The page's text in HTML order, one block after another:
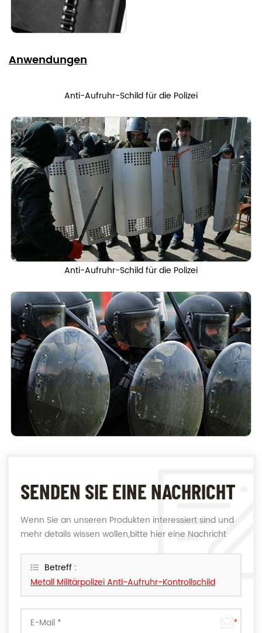
Anwendungen
Anti-Aufruhr-Schild für die Polizei
Anti-Aufruhr-Schild für die Polizei
SENDEN SIE EINE NACHRICHT
Wenn Sie an unseren Produkten interessiert sind und
mehr details wissen wollen,bitte hier eine Nachricht
können.Betreff :
Metall Militärpolizei Anti-Aufruhr-Kontrollschild